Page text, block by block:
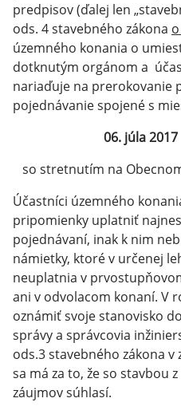
predpisov (ďalej len
ods. 4 stavebného zákona
územného konania o
dotknutým orgánom a
nariaďuje na prerokovanie
pojednávanie spojené s
06. júla
so stretnutím na
Účastníci územného
pripomienky uplatniť
pojednávaní, inak k nim
námietky, ktoré v určenej
neuplatnia v
ani v odvolacom konaní. V
oznámiť svoje stanovisko
správy a správcovia
ods.3 stavebného zákona
sa má za to, že so stavbou
záujmov súhlasí.